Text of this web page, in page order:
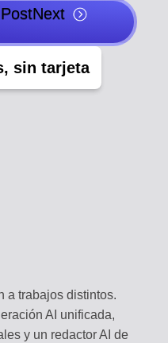
sin tarjeta
a trabajos distintos.
AI unificada,
y un redactor AI de